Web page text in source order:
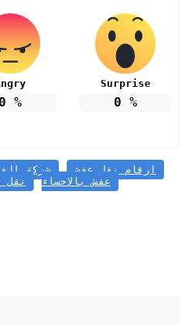
0 %
Surprise
0 %
ارقام نقل عفش شركة
عفش بالاحساء
نقل